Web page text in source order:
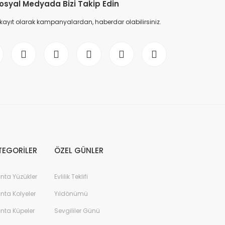
Medyada Bizi Takip Edin
olarak kampanyalardan, haberdar olabilirsiniz.
Yüzükler
Kolyeler
Küpeler
ÖZEL GÜNLER
Evlilik Teklifi
Yıldönümü
Sevgililer Günü